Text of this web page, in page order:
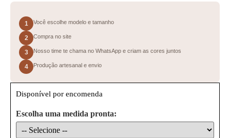
1 Você escolhe modelo e tamanho
2 Compra no site
3 Nosso time te chama no WhatsApp e criam as cores juntos
4 Produção artesanal e envio
Disponível por encomenda
Escolha uma medida pronta: